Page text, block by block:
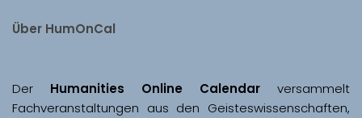
Über HumOnCal
Der Humanities Online Calendar versammelt
Fachveranstaltungen aus den Geisteswissenschaften,